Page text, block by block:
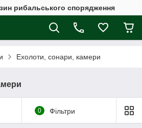
рибальського спорядження
Ехолоти, сонари, камери
0 Фільтри